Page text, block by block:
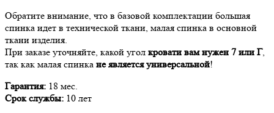
Обратите внимание, что в базовой комплектации большая
спинка идет в технической ткани, малая спинка в основной
ткани изделия.
При заказе уточняйте, какой угол кровати вам нужен 7 или Г,
так как малая спинка не является универсальной!
Гарантия: 18 мес.
Срок службы: 10 лет